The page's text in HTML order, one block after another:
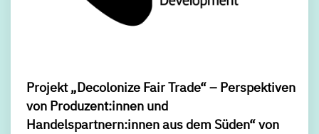
Projekt „Decolonize Fair Trade“ – Perspektiven
von Produzent:innen und
Handelspartnern:innen aus dem Süden“ von